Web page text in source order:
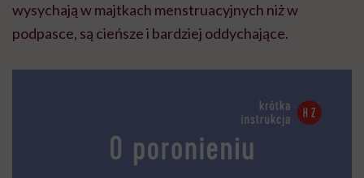
wysychają w majtkach menstruacyjnych niż w
podpasce, są cieńsze i bardziej oddychające.